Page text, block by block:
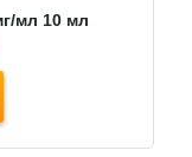
мл 10 мл